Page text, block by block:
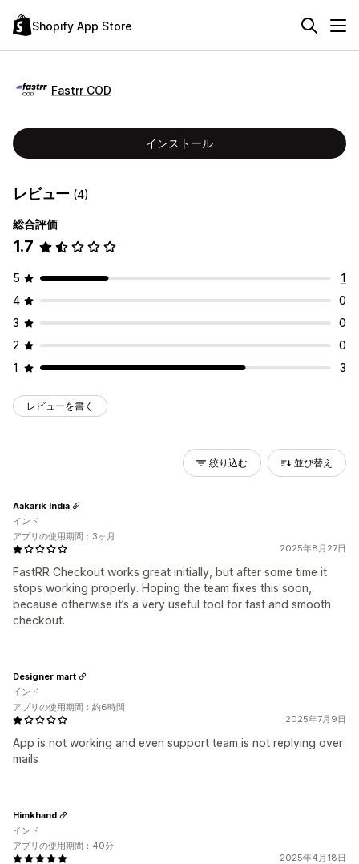
Shopify App Store
Fastrr COD
インストール
レビュー (4)
総合評価
1.7
5
1
4
0
3
0
2
0
1
3
レビューを書く
絞り込む 並び替え
2025年8月27日
FastRR Checkout works great initially, but after some time it
stops working properly. Hoping the team fixes this soon,
because otherwise it’s a very useful tool for fast and smooth
checkout.
Aakarik India
インド
アプリの使用期間：3ヶ月
2025年7月9日
App is not working and even support team is not replying over
mails
Designer mart
インド
アプリの使用期間：約6時間
2025年4月18日
Himkhand
インド
アプリの使用期間：40分